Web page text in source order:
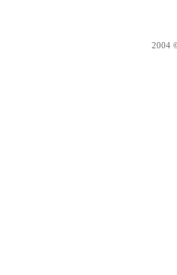
2004